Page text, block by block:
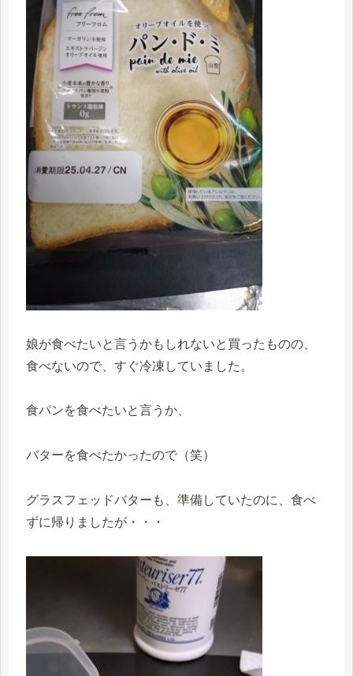
娘が食べたいと言うかもしれないと買ったものの、
食べないので、すぐ冷凍していました。
食パンを食べたいと言うか、
バターを食べたかったので（笑）
グラスフェッドバターも、準備していたのに、食べ
ずに帰りましたが・・・